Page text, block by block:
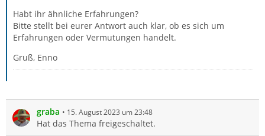
Habt ihr ähnliche Erfahrungen?
Bitte stellt bei eurer Antwort auch klar, ob es sich um
Erfahrungen oder Vermutungen handelt.
Gruß, Enno
graba 15. August 2023 um 23:48
Hat das Thema freigeschaltet.